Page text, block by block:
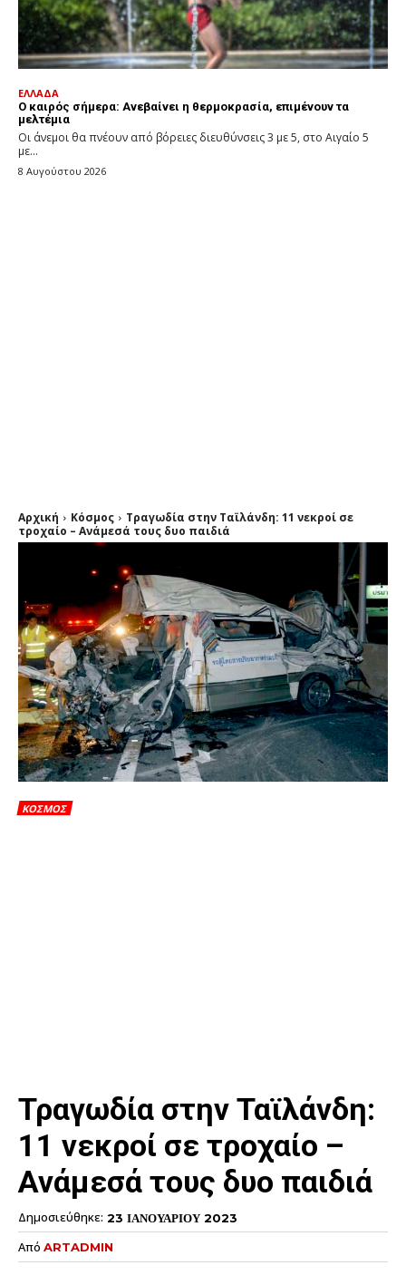
ΕΛΛΑΔΑ
Ο καιρός σήμερα: Ανεβαίνει η θερμοκρασία, επιμένουν τα
μελτέμια
Οι άνεμοι θα πνέουν από βόρειες διευθύνσεις 3 με 5, στο Αιγαίο 5
με...
8 Αυγούστου 2026